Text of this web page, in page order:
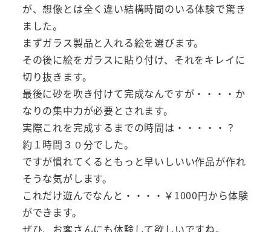
が、想像とは全く違い結構時間のいる体験で驚き
ました。
まずガラス製品と入れる絵を選びます。
その後に絵をガラスに貼り付け、それをキレイに
切り抜きます。
最後に砂を吹き付けて完成なんですが・・・・か
なりの集中力が必要とされます。
実際これを完成するまでの時間は・・・・・？
約１時間３０分でした。
ですが慣れてくるともっと早いしいい作品が作れ
そうな気がします。
これだけ遊んでなんと・・・・￥1000円から体験
ができます。
ぜひ、お客さんにも体験して欲しいですね。